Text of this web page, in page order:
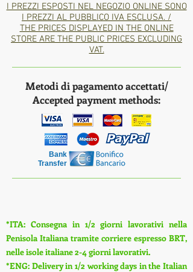
I PREZZI ESPOSTI NEL NEGOZIO ONLINE SONO
I PREZZI AL PUBBLICO IVA ESCLUSA. /
THE PRICES DISPLAYED IN THE ONLINE
STORE ARE THE PUBLIC PRICES EXCLUDING
VAT.
Metodi di pagamento accettati/
Accepted payment methods:
Bank
Transfer
*ITA: Consegna in 1/2 giorni lavorativi nella
Penisola Italiana tramite corriere espresso BRT,
nelle isole italiane 2-4 giorni lavorativi.
*ENG: Delivery in 1/2 working days in the Italian